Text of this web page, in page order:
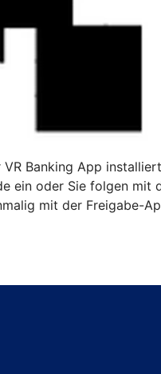
Banking App
ein oder Sie folgen mit
mit der Freigabe-